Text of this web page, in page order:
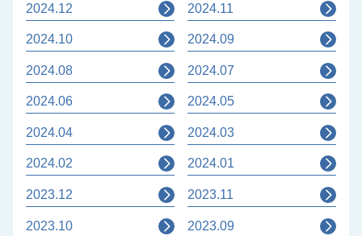
2024.12 2024.11
2024.10 2024.09
2024.08 2024.07
2024.06 2024.05
2024.04 2024.03
2024.02 2024.01
2023.12 2023.11
2023.10 2023.09